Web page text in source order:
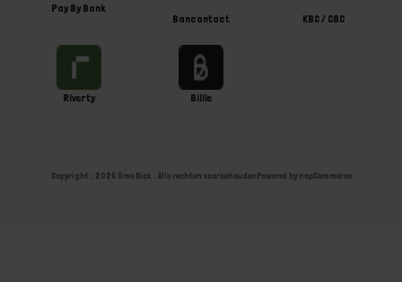
Pay By Bank
Bancontact
KBC / CBC
Riverty Billie
Copyright ; 2026 Ome Dick . Alle rechten voorbehoudenPowered by nopCommerce